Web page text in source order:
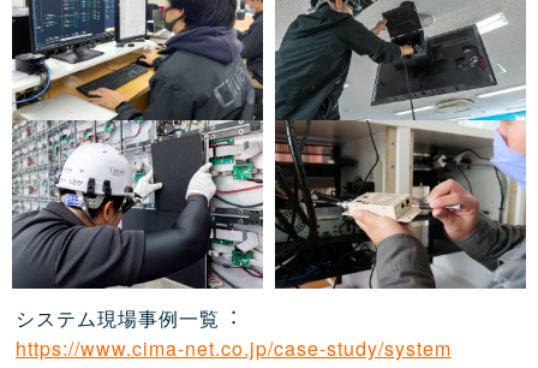
システム現場事例一覧︓
https://www.cima-net.co.jp/case-study/system